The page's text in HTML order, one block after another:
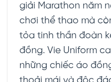
giải Marathon năm
chơi thể thao mà
tỏa tinh thần đoàn
đồng. Vie Uniform
những chiếc áo